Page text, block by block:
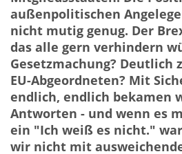
außenpolitischen
nicht mutig genug. Der
das alle gern verhindern
Gesetzmachung? Deutlich
EU-Abgeordneten? Mit
endlich, endlich bekamen
Antworten - und wenn es
ein "Ich weiß es nicht."
wir nicht mit